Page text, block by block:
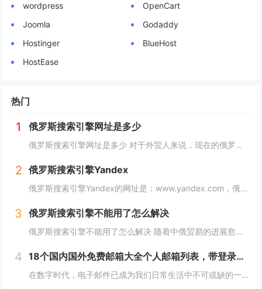
wordpress
OpenCart
Joomla
Godaddy
Hostinger
BlueHost
HostEase
热门
1 俄罗斯搜索引擎网址是多少
俄罗斯搜索引擎网址是多少 对于外贸人来说，现在的俄罗斯市场可以算是一个炙手可热的香饽饽，而要开发俄罗斯客户，就需要会用他们的搜索引擎，下面详细介绍俄罗斯搜索引擎网址是多少？ 俄罗斯搜索引擎网址是多少 俄罗斯引擎官方入口地址https...
2 俄罗斯搜索引擎Yandex
俄罗斯搜索引擎Yandex的网址是：www.yandex.com，俄罗斯最著名和最常用的搜索引擎之一，"Яндекс"（Yandex）提供搜索引擎、电子邮件、在线地图、音乐、新闻、视频等各种在线服务。 如果你想访问"Яндекс"（Yan...
3 俄罗斯搜索引擎不能用了怎么解决
俄罗斯搜索引擎不能用了怎么解决 随着中俄贸易的进展愈加顺利，越来越多的外贸人都尝试着与俄罗斯客户进行接触，而这最重要的便是学会使用俄罗斯搜索引擎，但很多人会发现自己的搜索引擎突然不能用了，下面，小编就来详细介绍下俄罗斯搜索引擎不能用了怎么解...
4 18个国内国外免费邮箱大全个人邮箱列表，带登录链接
在数字时代，电子邮件已成为我们日常生活中不可或缺的一部分。无论是在工作、学习还是生活中，我们都需要一个安全、稳定、快速的邮箱服务来满足我们的需求。今天，我们将为您带来18个国内外免费邮箱大全，并附上登录链接，让您轻松获取您心仪的邮箱服务。...